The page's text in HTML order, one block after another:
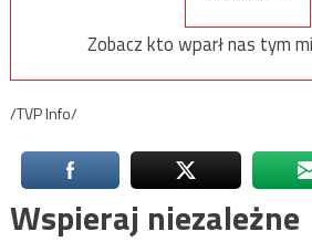
Zobacz kto wparł nas tym
/TVP Info/
Wspieraj niezależne